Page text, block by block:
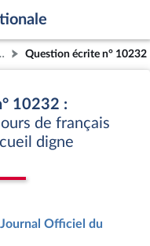
Question écrite n° 10232
10232 :
de français
digne
Officiel du